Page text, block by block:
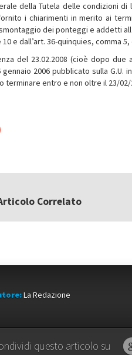
della Tutela delle condizioni
i chiarimenti in merito ai
dei ponteggi e addetti
e dall’art. 36-quinquies, comma
del 23.02.2008 (cioè dopo
2006 pubblicato sulla
terminare entro e non oltre il 23/02/
Correlato
La Redazione
questo articolo su